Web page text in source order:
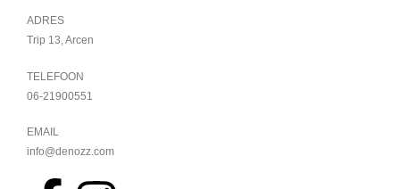
ADRES
Trip 13, Arcen
TELEFOON
06-21900551
EMAIL
info@denozz.com